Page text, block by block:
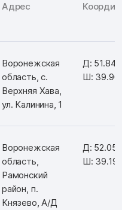
Адрес
Воронежская
область, с.
Верхняя Хава,
ул. Калинина, 1
Д:
Ш:
Воронежская
область,
Рамонский
район, п.
Князево, А/Д
Д:
Ш: